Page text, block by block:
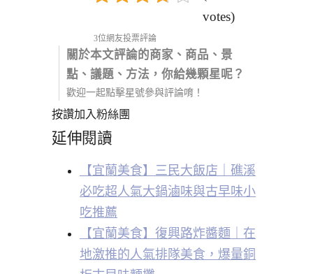
votes)
3位網友投票評論
關於本文評論的商家、商品、景
點、議題、方法，你給幾顆星呢？
歡迎一起點擊星號參與評論唷！
按讚加入粉絲團
延伸閱讀
【宜蘭美食】三民大飯店｜礁溪
必吃超人氣大鍋滷味與古早味小
吃推薦
【宜蘭美食】復興路炸醬麵｜在
地激推的人氣排隊美食，爆量銅